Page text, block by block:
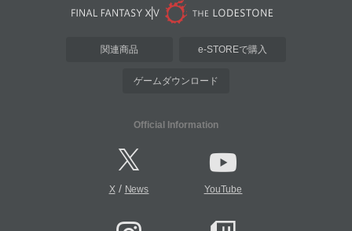
関連商品 e-STOREで購入
ゲームダウンロード
Official Information
X/ News YouTube